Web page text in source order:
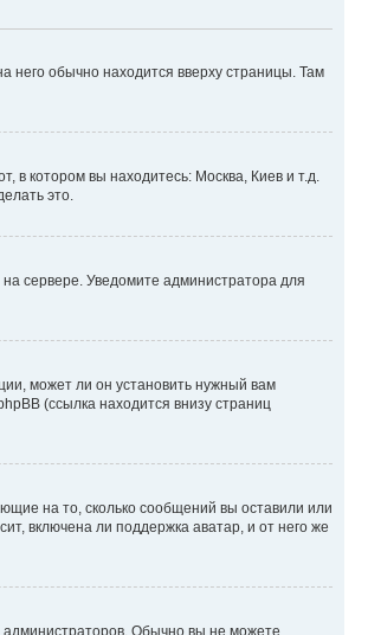
него обычно находится вверху страницы. Там
в котором вы находитесь: Москва, Киев и т.д.
это.
сервере. Уведомите администратора для
может ли он установить нужный вам
(ссылка находится внизу страниц
на то, сколько сообщений вы оставили или
включена ли поддержка аватар, и от него же
Обычно вы не можете